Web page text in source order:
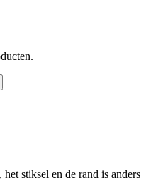
stiksel en de rand is anders